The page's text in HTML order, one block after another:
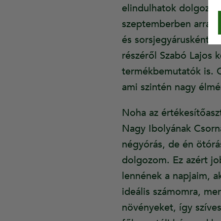
elindulhatok
szeptemberben arra
és sorsjegyárusként
részéről Szabó Lajos
termékbemutatók is.
ami szintén nagy
Noha az
Nagy Ibolyának
négyórás, de én
dolgozom. Ez azért
lennének a napjaim,
ideális számomra,
növényeket, így